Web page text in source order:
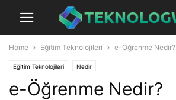
Home Eğitim Teknolojileri e-Öğrenme Nedir?
Eğitim Teknolojileri Nedir
e-Öğrenme Nedir?